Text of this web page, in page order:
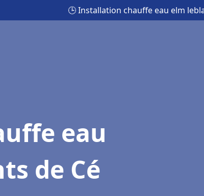
🕒 Installation chauffe eau elm
eau
de Cé